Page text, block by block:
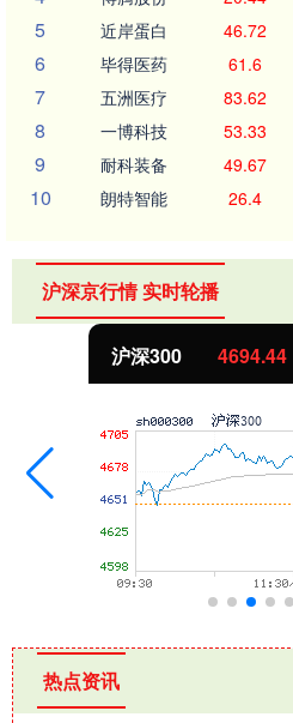
5 近岸蛋白 46.72
6 毕得医药 61.6
7 五洲医疗 83.62
8 一博科技 53.33
9 耐科装备 49.67
10 朗特智能 26.4
沪深京行情 实时轮播
北证50 1134.24
热点资讯